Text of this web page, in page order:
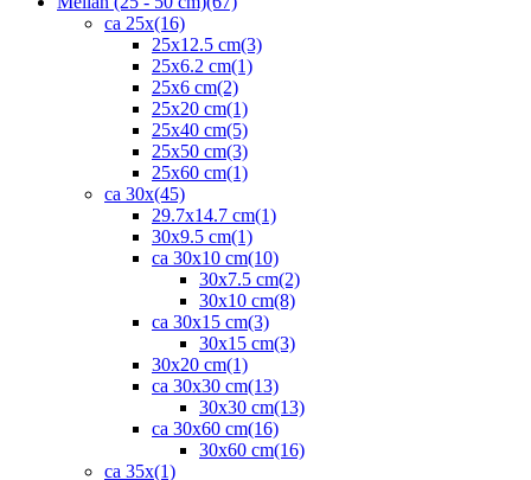
ca 25x(16)
25x12.5 cm(3)
25x6.2 cm(1)
25x6 cm(2)
25x20 cm(1)
25x40 cm(5)
25x50 cm(3)
25x60 cm(1)
ca 30x(45)
29.7x14.7 cm(1)
30x9.5 cm(1)
ca 30x10 cm(10)
30x7.5 cm(2)
30x10 cm(8)
ca 30x15 cm(3)
30x15 cm(3)
30x20 cm(1)
ca 30x30 cm(13)
30x30 cm(13)
ca 30x60 cm(16)
30x60 cm(16)
ca 35x(1)